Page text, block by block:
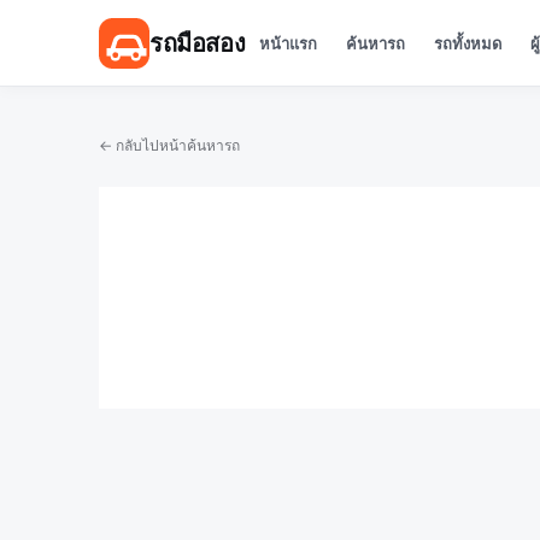
รถมือสอง หน้าแรก ค้นหารถ รถทั้งหมด
← กลับไปหน้าค้นหารถ